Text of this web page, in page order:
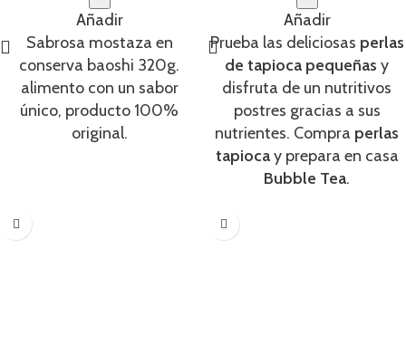
Añadir
Sabrosa mostaza en
conserva baoshi 320g.
alimento con un sabor
único, producto 100%
original.
Añadir
Prueba las deliciosas perlas
de tapioca pequeñas y
disfruta de un nutritivos
postres gracias a sus
nutrientes. Compra perlas
tapiocay prepara en casa
Bubble Tea.